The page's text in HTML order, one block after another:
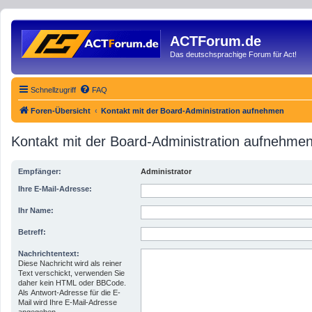
ACTForum.de
Das deutschsprachige Forum für Act!
Schnellzugriff FAQ
Foren-Übersicht Kontakt mit der Board-Administration aufnehmen
Kontakt mit der Board-Administration
Empfänger: Administrator
Ihre E-Mail-Adresse:
Ihr Name:
Betreff:
Nachrichtentext:
Diese Nachricht wird als reiner
Text verschickt, verwenden Sie
daher kein HTML oder BBCode.
Als Antwort-Adresse für die E-
Mail wird Ihre E-Mail-Adresse